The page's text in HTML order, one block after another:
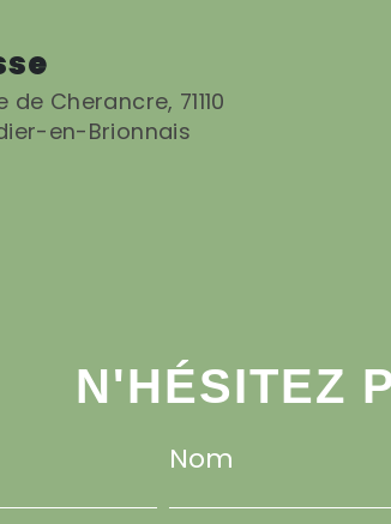
de Cherancre, 71110
en-Brionnais
N'HÉSITEZ
Nom